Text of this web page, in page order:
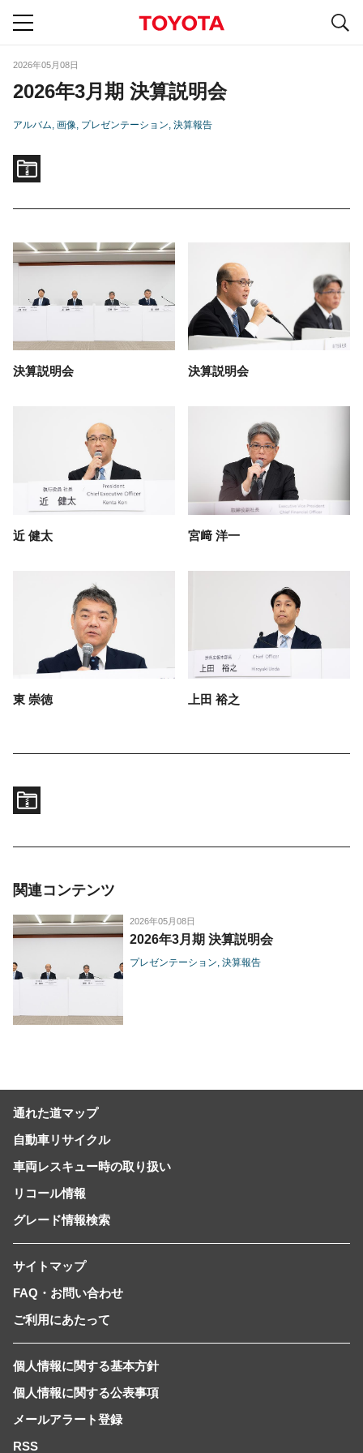
2026年05月08日
2026年3月期 決算説明会
アルバム 画像 プレゼンテーション 決算報告
決算説明会 決算説明会
近 健太 宮﨑 洋一
東 崇徳 上田 裕之
関連コンテンツ
2026年05月08日
2026年3月期 決算説明会
プレゼンテーション 決算報告
通れた道マップ
自動車リサイクル
車両レスキュー時の取り扱い
リコール情報
グレード情報検索
サイトマップ
FAQ・お問い合わせ
ご利用にあたって
個人情報に関する基本方針
個人情報に関する公表事項
メールアラート登録
RSS